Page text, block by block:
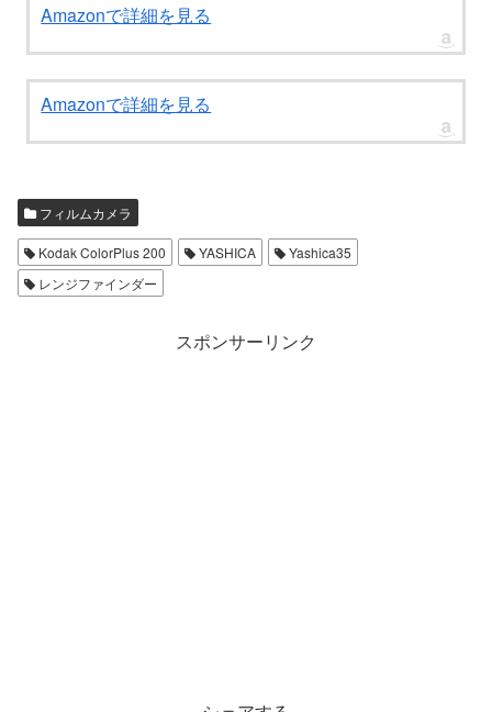
Amazonで詳細を見る
Amazonで詳細を見る
フィルムカメラ
Kodak ColorPlus 200 YASHICA
Yashica35
レンジファインダー
スポンサーリンク